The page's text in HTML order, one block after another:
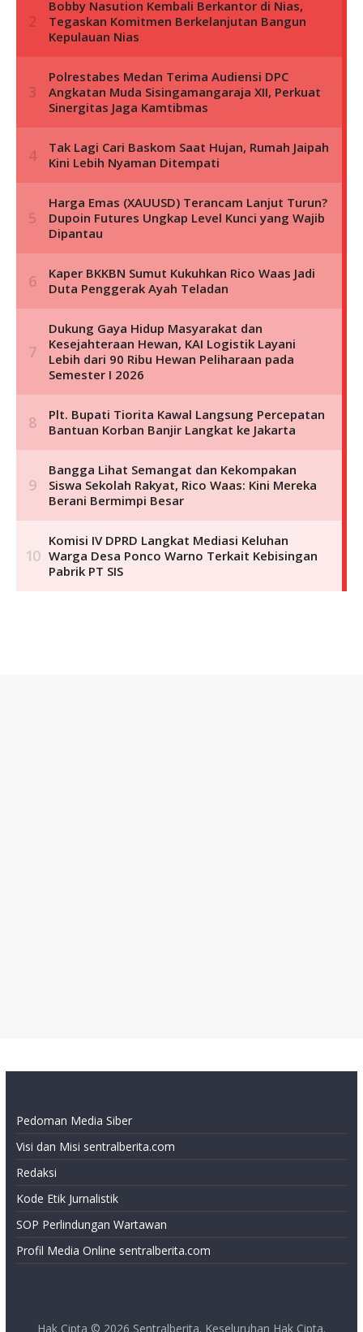
Pedoman Media Siber
Visi dan Misi sentralberita.com
Redaksi
Kode Etik Jurnalistik
SOP Perlindungan Wartawan
Profil Media Online sentralberita.com
Hak Cipta © 2026 Sentralberita. Keseluruhan Hak Cipta.